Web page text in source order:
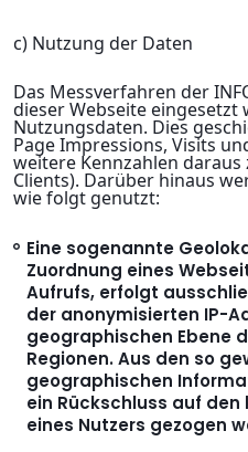
c) Nutzung der Daten
Das Messverfahren der
dieser Webseite
Nutzungsdaten. Dies
Page Impressions, Visits
weitere Kennzahlen
Clients). Darüber hinaus
wie folgt genutzt:
Eine sogenannte
Zuordnung eines
Aufrufs, erfolgt
der anonymisierten IP-
geographischen Ebene
Regionen. Aus den so
geographischen
ein Rückschluss auf
eines Nutzers gezogen